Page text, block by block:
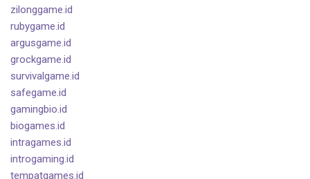
zilonggame.id
rubygame.id
argusgame.id
grockgame.id
survivalgame.id
safegame.id
gamingbio.id
biogames.id
intragames.id
introgaming.id
tempatgames.id